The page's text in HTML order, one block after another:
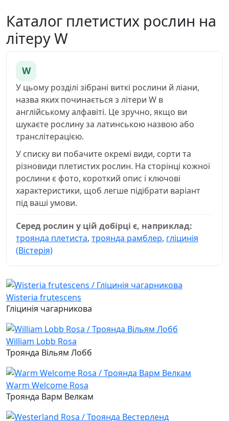
Каталог плетистих рослин на
літеру W
W
У цьому розділі зібрані виткі рослини й ліани,
назва яких починається з літери W в
англійському алфавіті. Це зручно, якщо ви
шукаєте рослину за латинською назвою або
транслітерацією.
У списку ви побачите окремі види, сорти та
різновиди плетистих рослин. На сторінці кожної
рослини є фото, короткий опис і ключові
характеристики, щоб легше підібрати варіант
під ваші умови.
Серед рослин у цій добірці є, наприклад:
троянда плетиста, троянда рамблер, гліцинія
(Вістерія)
Wisteria frutescens
Гліцинія чагарникова
William Lobb Rosa
Троянда Вільям Лобб
Warm Welcome Rosa
Троянда Варм Велкам